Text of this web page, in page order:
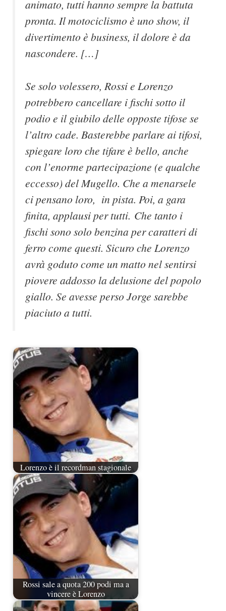
animato, tutti hanno sempre la battuta
pronta. Il motociclismo è uno show, il
divertimento è business, il dolore è da
nascondere. […]
Se solo volessero, Rossi e Lorenzo
potrebbero cancellare i fischi sotto il
podio e il giubilo delle opposte tifose se
l’altro cade. Basterebbe parlare ai tifosi,
spiegare loro che tifare è bello, anche
con l’enorme partecipazione (e qualche
eccesso) del Mugello. Che a menarsele
ci pensano loro, in pista. Poi, a gara
finita, applausi per tutti. Che tanto i
fischi sono solo benzina per caratteri di
ferro come questi. Sicuro che Lorenzo
avrà goduto come un matto nel sentirsi
piovere addosso la delusione del popolo
giallo. Se avesse perso Jorge sarebbe
piaciuto a tutti.
Lorenzo è il recordman stagionale
Rossi sale a quota 200 podi ma a
vincere è Lorenzo